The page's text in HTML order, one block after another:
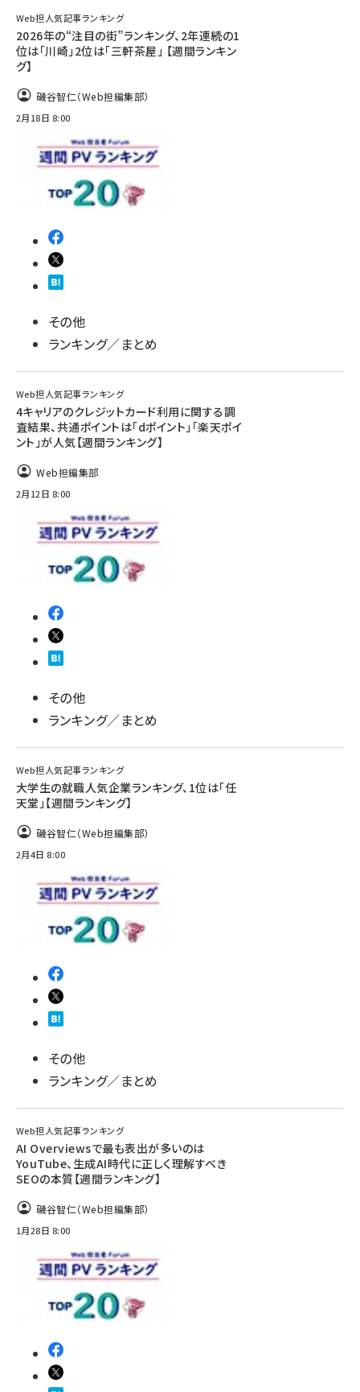
Web担人気記事ランキング
2026年の“注目の街”ランキング、2年連続の1
位は「川崎」2位は「三軒茶屋」 【週間ランキン
グ】
磯谷智仁（Web担編集部）
2月18日 8:00
その他
ランキング／まとめ
Web担人気記事ランキング
4キャリアのクレジットカード利用に関する調
査結果、共通ポイントは「dポイント」「楽天ポイ
ント」が人気【週間ランキング】
Web担編集部
2月12日 8:00
その他
ランキング／まとめ
Web担人気記事ランキング
大学生の就職人気企業ランキング、1位は「任
天堂」【週間ランキング】
磯谷智仁（Web担編集部）
2月4日 8:00
その他
ランキング／まとめ
Web担人気記事ランキング
AI Overviewsで最も表出が多いのは
YouTube、生成AI時代に正しく理解すべき
SEOの本質【週間ランキング】
磯谷智仁（Web担編集部）
1月28日 8:00